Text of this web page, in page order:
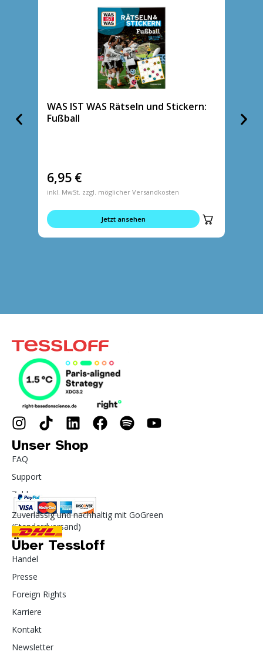
WAS IST WAS Rätseln und Stickern:
Fußball
6,95 €
inkl. MwSt. zzgl. möglicher Versandkosten
Jetzt ansehen
Polizei
Unser Shop
FAQ
Support
Zahlung
Zuverlässig und nachhaltig mit GoGreen
(Standardversand)
Über Tessloff
Handel
Presse
Foreign Rights
Karriere
Kontakt
Newsletter